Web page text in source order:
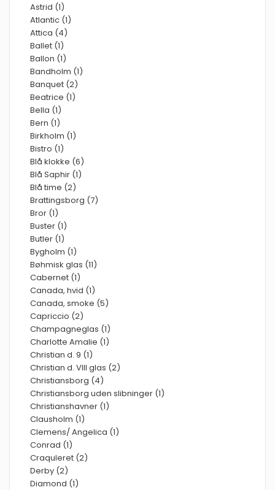
Astrid (1)
Atlantic (1)
Attica (4)
Ballet (1)
Ballon (1)
Bandholm (1)
Banquet (2)
Beatrice (1)
Bella (1)
Bern (1)
Birkholm (1)
Bistro (1)
Blå klokke (6)
Blå Saphir (1)
Blå time (2)
Brattingsborg (7)
Bror (1)
Buster (1)
Butler (1)
Bygholm (1)
Bøhmisk glas (11)
Cabernet (1)
Canada, hvid (1)
Canada, smoke (5)
Capriccio (2)
Champagneglas (1)
Charlotte Amalie (1)
Christian d. 9 (1)
Christian d. VIII glas (2)
Christiansborg (4)
Christiansborg uden slibninger (1)
Christianshavner (1)
Clausholm (1)
Clemens/ Angelica (1)
Conrad (1)
Craquleret (2)
Derby (2)
Diamond (1)